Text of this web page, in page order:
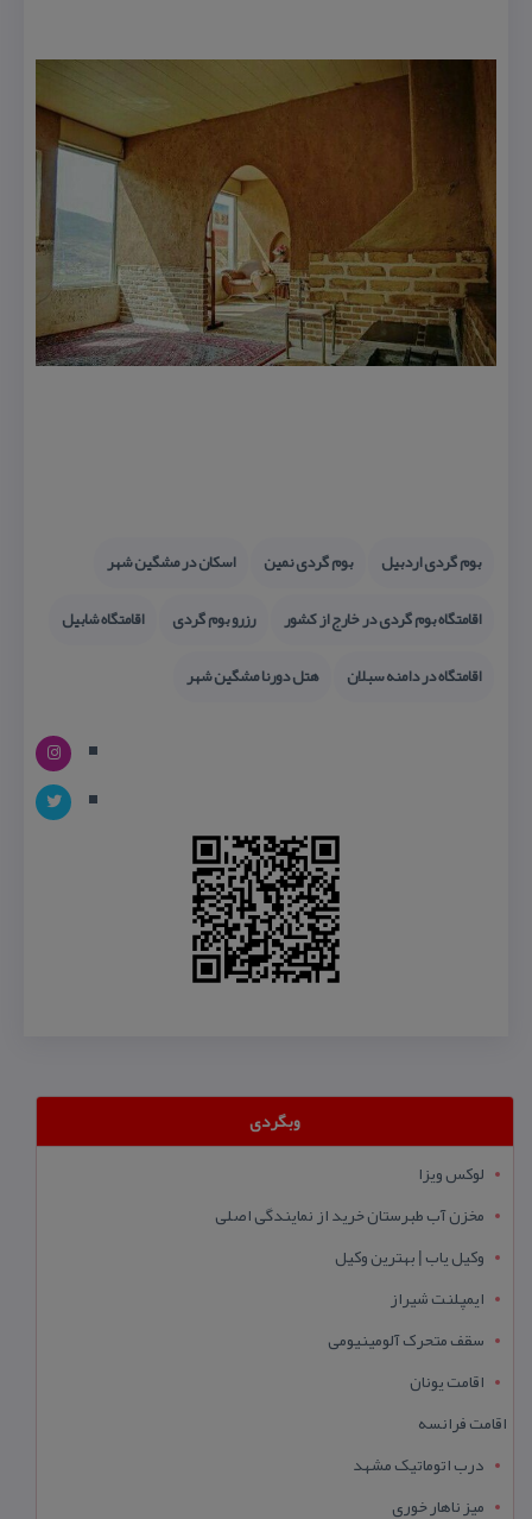
بوم گردی اردبیل بوم گردی نمین
اسكان در مشگین شهر
اقامتگاه بوم گردی در خارج از كشور
رزرو بوم گردی
اقامتگاه شابیل
اقامتگاه در دامنه سبلان
هتل دورنا مشگین شهر
وبگردی
لوکس ویزا
مخزن آب طبرستان خرید از نمایندگی اصلی
وکیل یاب | بهترین وکیل
ایمپلنت شیراز
سقف متحرک آلومینیومی
اقامت یونان
اقامت فرانسه
درب اتوماتیک مشهد
میز ناهار خوری